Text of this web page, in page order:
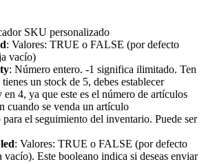
SKU personalizado
: Valores: TRUE o FALSE (por defecto
vacío)
: Número entero. -1 significa ilimitado. Ten
un stock de 5, debes establecer
4, ya que este es el número de artículos
cuando se venda un artículo
para el seguimiento del inventario. Puede ser
: Valores: TRUE o FALSE (por defecto
Este booleano indica si deseas enviar